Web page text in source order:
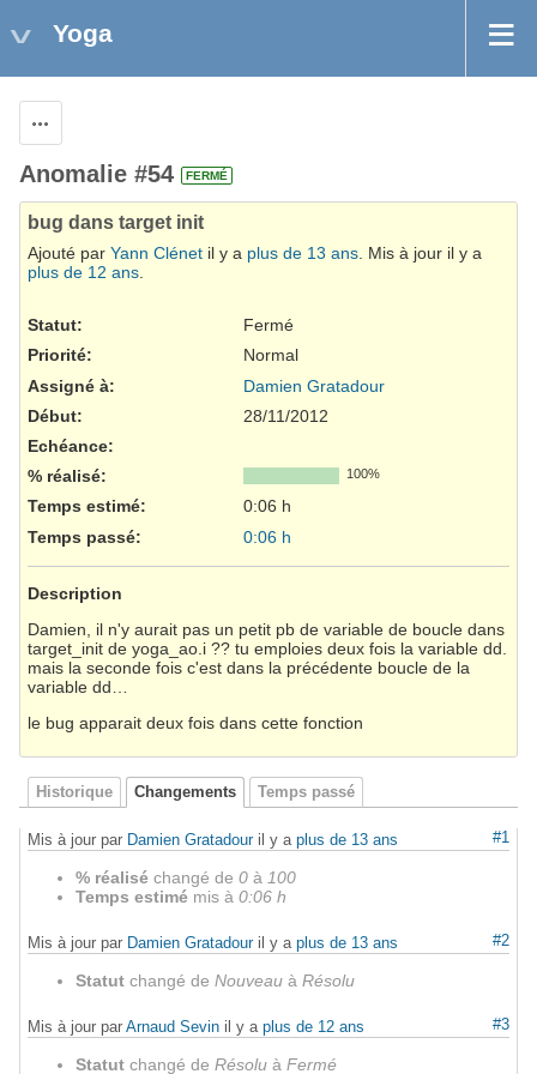
Yoga
Anomalie #54 FERMÉ
bug dans target init
Ajouté par Yann Clénet il y a plus de 13 ans. Mis à jour il y a
plus de 12 ans.
Statut:
Fermé
Priorité:
Normal
Assigné à:
Damien Gratadour
Début:
28/11/2012
Echéance:
% réalisé:
100%
Temps estimé:
0:06 h
Temps passé:
0:06 h
Description
Damien, il n'y aurait pas un petit pb de variable de boucle dans
target_init de yoga_ao.i ?? tu emploies deux fois la variable dd.
mais la seconde fois c'est dans la précédente boucle de la
variable dd…
le bug apparait deux fois dans cette fonction
Historique Changements Temps passé
#1
Mis à jour par Damien Gratadouril y a plus de 13 ans
% réalisé changé de 0 à 100
Temps estimé mis à 0:06 h
#2
Mis à jour par Damien Gratadouril y a plus de 13 ans
Statut changé de Nouveau à Résolu
#3
Mis à jour par Arnaud Sevin il y a plus de 12 ans
Statut changé de Résolu à Fermé